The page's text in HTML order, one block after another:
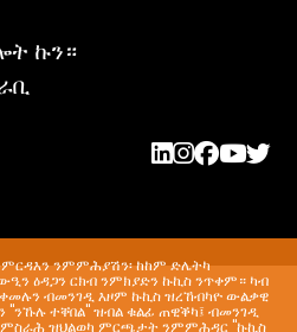
ንምምሕያሽን፡ ከከም ድሌትካ
ዕዳጋን ርክብ ንምክያድን ኩኪስ ንጥቀም። ካብ
ብመንገዲ እዞም ኩኪስ ዝረኸብካዮ ውልቃዊ
"ንኹሉ ተቐበል" ዝብል ቁልፊ ጠዊቕካ፤ ብመንገዲ
ዝህልወካ ምርጫታት ንምምሕዳር "ኩኪስ
ኩን።